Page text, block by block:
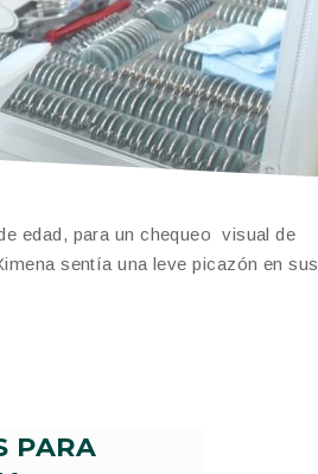
edad, para un chequeo visual de
sentía una leve picazón en sus
PARA